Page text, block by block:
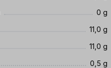
0 g
11,0 g
11,0 g
0,5 g